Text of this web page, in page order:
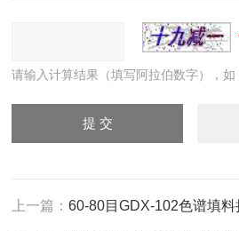
请输入计算结果（填写阿拉伯数字），如
上一篇：60-80目GDX-102色谱填